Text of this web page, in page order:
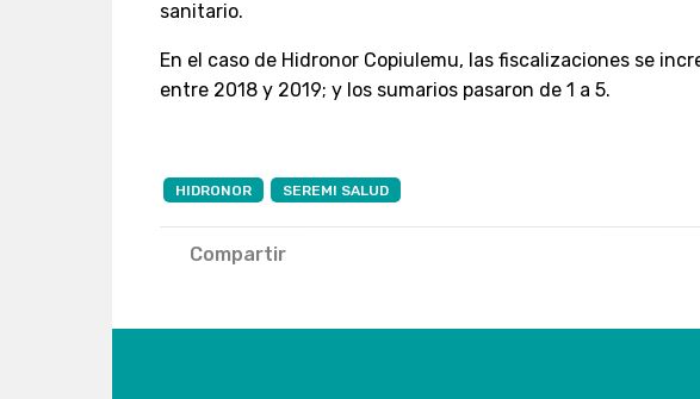
sanitario.
En el caso de Hidronor Copiulemu, las fiscalizaciones se
entre 2018 y 2019; y los sumarios pasaron de 1 a 5.
HIDRONOR SEREMI SALUD
Compartir